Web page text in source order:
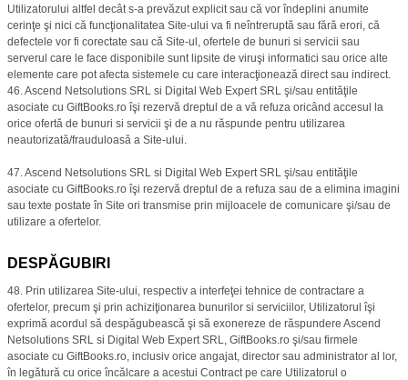
Utilizatorului altfel decât s-a prevăzut explicit sau că vor îndeplini anumite
cerinţe şi nici că funcţionalitatea Site-ului va fi neîntreruptă sau fără erori, că
defectele vor fi corectate sau că Site-ul, ofertele de bunuri si servicii sau
serverul care le face disponibile sunt lipsite de viruşi informatici sau orice alte
elemente care pot afecta sistemele cu care interacţionează direct sau indirect.
46. Ascend Netsolutions SRL si Digital Web Expert SRL şi/sau entităţile
asociate cu GiftBooks.ro îşi rezervă dreptul de a vă refuza oricând accesul la
orice ofertă de bunuri si servicii şi de a nu răspunde pentru utilizarea
neautorizată/frauduloasă a Site-ului.
47. Ascend Netsolutions SRL si Digital Web Expert SRL şi/sau entităţile
asociate cu GiftBooks.ro îşi rezervă dreptul de a refuza sau de a elimina imagini
sau texte postate în Site ori transmise prin mijloacele de comunicare şi/sau de
utilizare a ofertelor.
DESPĂGUBIRI
48. Prin utilizarea Site-ului, respectiv a interfeţei tehnice de contractare a
ofertelor, precum şi prin achiziţionarea bunurilor si serviciilor, Utilizatorul îşi
exprimă acordul să despăgubească şi să exonereze de răspundere Ascend
Netsolutions SRL si Digital Web Expert SRL, GiftBooks.ro şi/sau firmele
asociate cu GiftBooks.ro, inclusiv orice angajat, director sau administrator al lor,
în legătură cu orice încălcare a acestui Contract pe care Utilizatorul o